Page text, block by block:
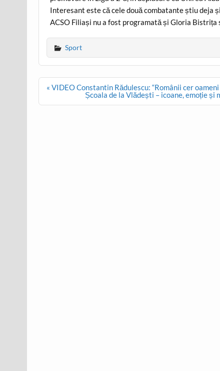
Interesant este că cele două combatante știu deja
ACSO Filiași nu a fost programată și Gloria Bistrița
Sport
Post
« VIDEO Constantin Rădulescu: “Românii cer
Școala de la Vlădești – icoane, emoție și